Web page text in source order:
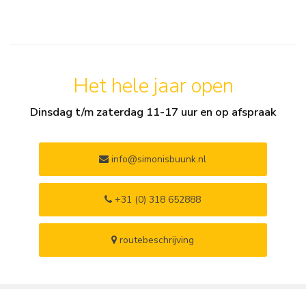
Het hele jaar open
Dinsdag t/m zaterdag 11-17 uur en op afspraak
info@simonisbuunk.nl
+31 (0) 318 652888
routebeschrijving